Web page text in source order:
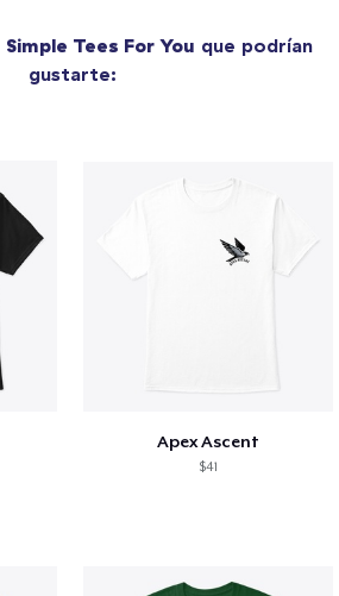
Simple Tees For You que podrían
gustarte:
Apex Ascent
$41